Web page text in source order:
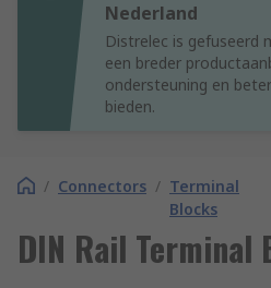
Nederland
Distrelec is gefuseerd
een breder
ondersteuning en
bieden.
/ Connectors / Terminal
Blocks
DIN Rail Terminal